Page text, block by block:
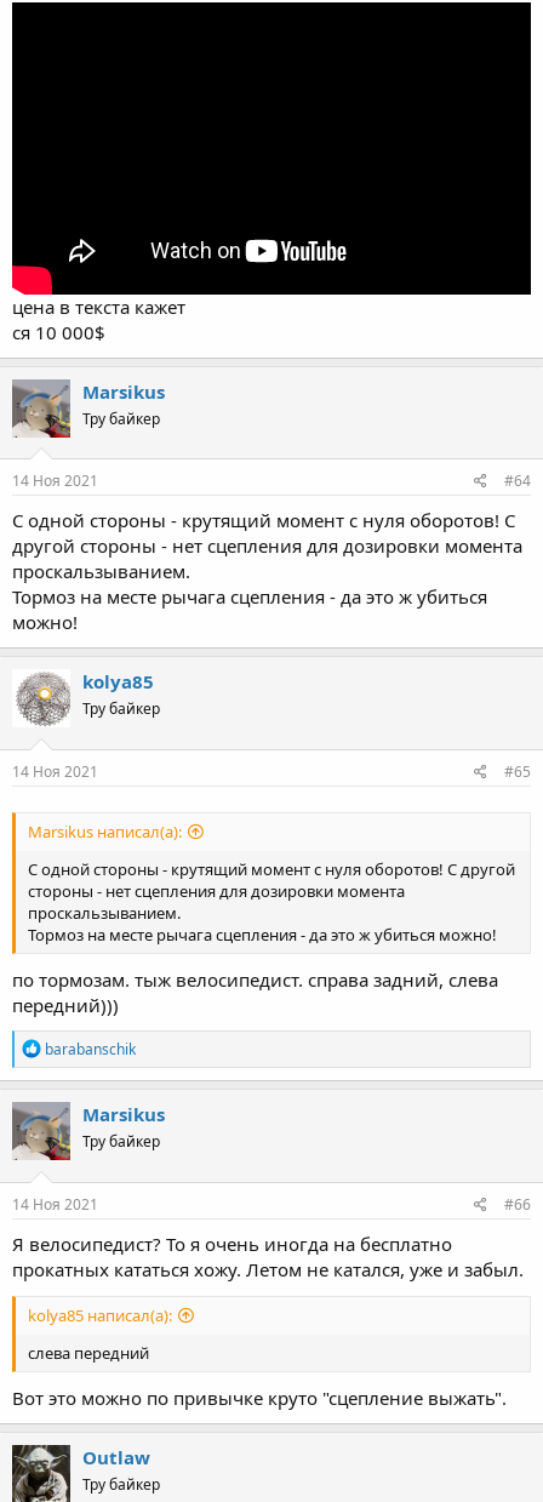
цена в текста кажет
ся 10 000$
Marsikus
Тру байкер
14 Ноя 2021 #64
С одной стороны - крутящий момент с нуля оборотов! С
другой стороны - нет сцепления для дозировки момента
проскальзыванием.
Тормоз на месте рычага сцепления - да это ж убиться
можно!
kolya85
Тру байкер
14 Ноя 2021 #65
Marsikus написал(а):
С одной стороны - крутящий момент с нуля оборотов! С другой
стороны - нет сцепления для дозировки момента
проскальзыванием.
Тормоз на месте рычага сцепления - да это ж убиться можно!
по тормозам. тыж велосипедист. справа задний, слева
передний)))
R
e
a
c
t
i
o
n
s
barabanschik
Marsikus
Тру байкер
14 Ноя 2021 #66
Я велосипедист? То я очень иногда на бесплатно
прокатных кататься хожу. Летом не катался, уже и забыл.
kolya85 написал(а):
слева передний
Вот это можно по привычке круто "сцепление выжать".
Outlaw
Тру байкер